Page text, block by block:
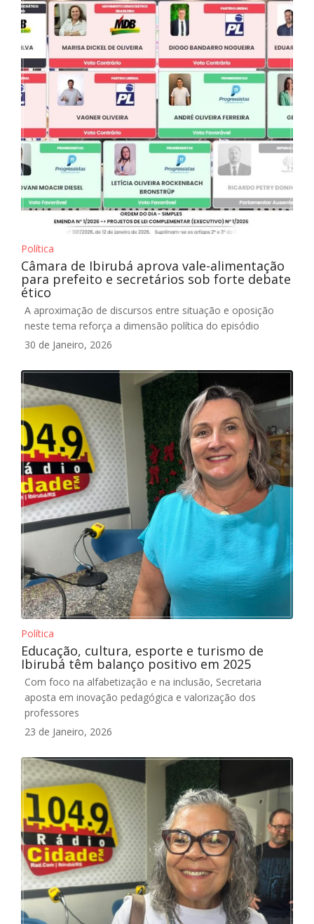
Política
Câmara de Ibirubá aprova vale-alimentação
para prefeito e secretários sob forte debate
ético
A aproximação de discursos entre situação e oposição
neste tema reforça a dimensão política do episódio
30 de Janeiro, 2026
Política
Educação, cultura, esporte e turismo de
Ibirubá têm balanço positivo em 2025
Com foco na alfabetização e na inclusão, Secretaria
aposta em inovação pedagógica e valorização dos
professores
23 de Janeiro, 2026